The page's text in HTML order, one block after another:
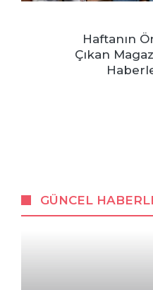
Haftanın
Çıkan
GÜNCEL